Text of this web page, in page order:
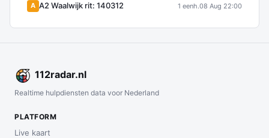
A A2 Waalwijk rit: 140312 1 eenh.08 Aug 22:00
112radar.nl
Realtime hulpdiensten data voor Nederland
PLATFORM
Live kaart